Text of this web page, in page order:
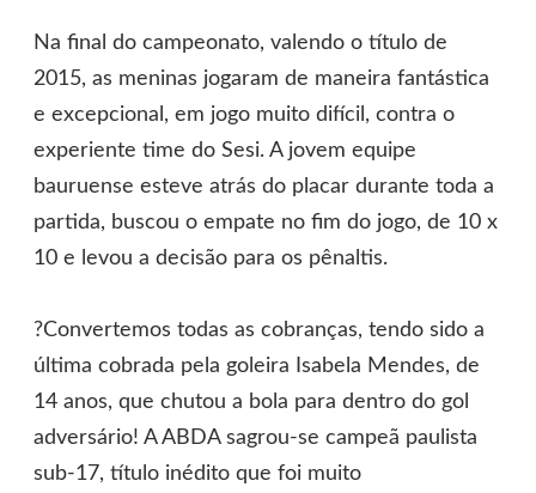
Na final do campeonato, valendo o título de
2015, as meninas jogaram de maneira fantástica
e excepcional, em jogo muito difícil, contra o
experiente time do Sesi. A jovem equipe
bauruense esteve atrás do placar durante toda a
partida, buscou o empate no fim do jogo, de 10 x
10 e levou a decisão para os pênaltis.
?Convertemos todas as cobranças, tendo sido a
última cobrada pela goleira Isabela Mendes, de
14 anos, que chutou a bola para dentro do gol
adversário! A ABDA sagrou-se campeã paulista
sub-17, título inédito que foi muito